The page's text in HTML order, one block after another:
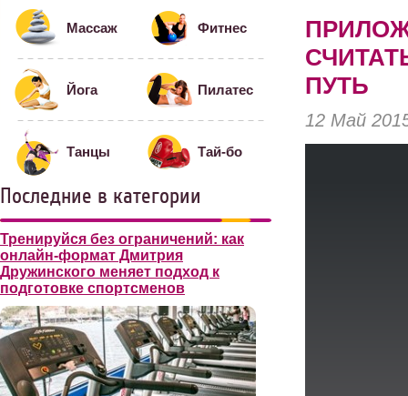
Массаж Фитнес
Йога Пилатес
Танцы Тай-бо
Последние в категории
Тренируйся без ограничений: как
онлайн-формат Дмитрия
Дружинского меняет подход к
подготовке спортсменов
ПУТЬ
12 Май